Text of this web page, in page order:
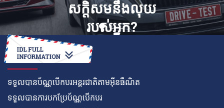
សក្ដិសមនឹងលុយ
របស់អ្នក?
របៀប
ទទួលបានប័ណ្ណបើកបរអន្តរជាតិតាមអ៊ីនធឺណិត
ទទួលបានការបកប្រែប័ណ្ណបើកបរ